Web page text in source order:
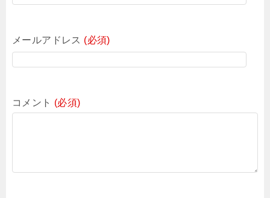
メールアドレス (必須)
コメント (必須)